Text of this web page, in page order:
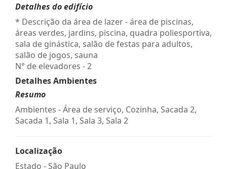
Detalhes do edifício
* Descrição da área de lazer - área de piscinas,
áreas verdes, jardins, piscina, quadra poliesportiva,
sala de ginástica, salão de festas para adultos,
salão de jogos, sauna
N° de elevadores - 2
Detalhes Ambientes
Resumo
Ambientes - Área de serviço, Cozinha, Sacada 2,
Sacada 1, Sala 1, Sala 3, Sala 2
Localização
Estado -São Paulo